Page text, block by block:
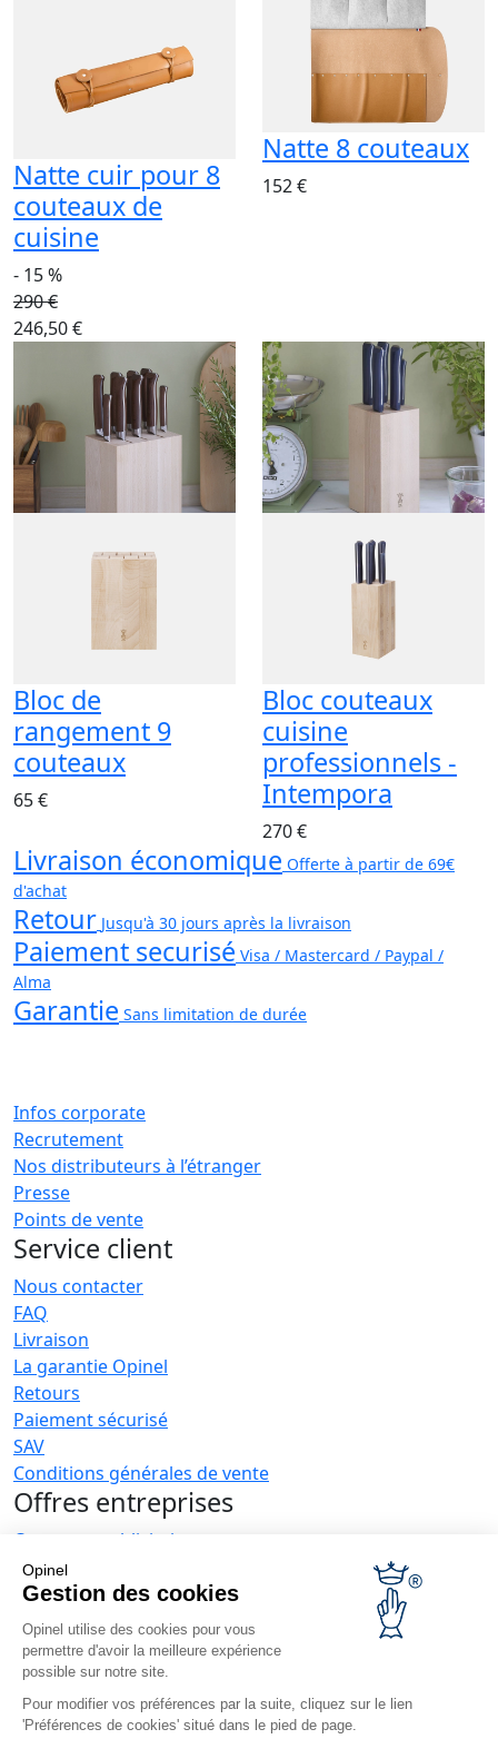
Opinel
Gestion des cookies
Opinel utilise des cookies pour vous
permettre d'avoir la meilleure expérience
possible sur notre site.
Pour modifier vos préférences par la suite, cliquez sur le lien
'Préférences de cookies' situé dans le pied de page.
Natte cuir pour 8
couteaux de
cuisine
- 15 %
290 €
246,50 €
Natte 8 couteaux
152 €
Bloc de
rangement 9
couteaux
65 €
Bloc couteaux
cuisine
professionnels -
Intempora
270 €
Livraison économique Offerte à partir de 69€
d'achat
Retour Jusqu'à 30 jours après la livraison
Paiement securisé Visa / Mastercard / Paypal /
Alma
Garantie Sans limitation de durée
Infos corporate
Recrutement
Nos distributeurs à l’étranger
Presse
Points de vente
Service client
Nous contacter
FAQ
Livraison
La garantie Opinel
Retours
Paiement sécurisé
SAV
Conditions générales de vente
Offres entreprises
Couteaux publicitaires
Restaurateurs
Opinel News
Recevoir les actualités
Retrouvez-nous